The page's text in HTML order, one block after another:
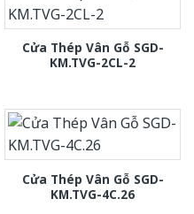
Cửa Thép Vân Gỗ SGD-
KM.TVG-2CL-2
Cửa Thép Vân Gỗ SGD-
KM.TVG-4C.26